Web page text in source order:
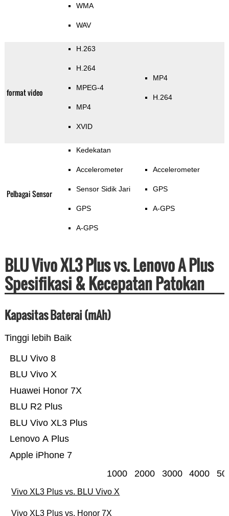
WMA
WAV
format video
H.263
H.264
MPEG-4
MP4
XVID
MP4
H.264
Pelbagai Sensor
Kedekatan
Accelerometer
Sensor Sidik Jari
GPS
A-GPS
Accelerometer
GPS
A-GPS
BLU Vivo XL3 Plus vs. Lenovo A Plus
Spesifikasi & Kecepatan Patokan
Kapasitas Baterai (mAh)
Tinggi lebih Baik
Apple iPhone 7
Lenovo A Plus
BLU Vivo XL3 Plus
BLU R2 Plus
Huawei Honor 7X
BLU Vivo X
BLU Vivo 8
1000 2000 3000 4000
Vivo XL3 Plus vs. BLU Vivo X
Vivo XL3 Plus vs. Honor 7X